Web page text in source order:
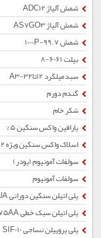
شمش آلیاژ ADC12
شمش آلیاژ AS7GO3
شمش 1000P-99.7
بیلت 6061-8
سبد میلگرد 12تا32-A3
گندم دورم
شکر خام
پارافین واکس سنگین 5%
اسلاک واکس سنگین ویژه 12%
سولفات آمونیوم (پودر)
سولفات آمونیوم
پلی اتیلن سنگین دورانی MD3840UA
پلی اتیلن سبک خطی 20075AA
پلی پروپیلن نساجی SIF010